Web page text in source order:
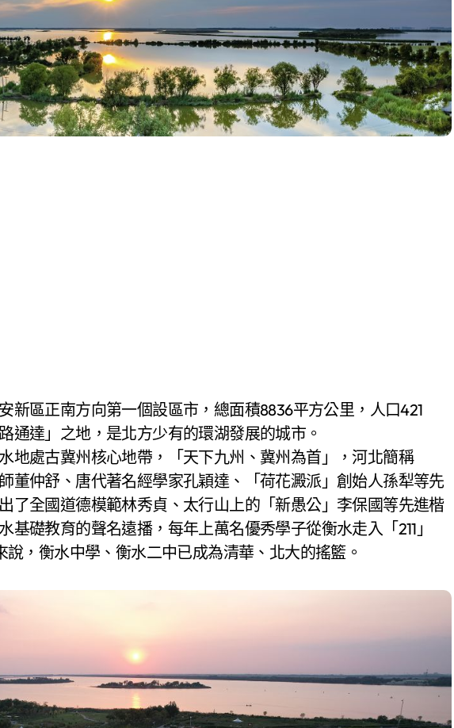
通達」之地，是北方少有的環湖發展的城市。
地處古冀州核心地帶，「天下九州、冀州為首」，河北簡稱
董仲舒、唐代著名經學家孔穎達、「荷花澱派」創始人孫犁等先
了全國道德模範林秀貞、太行山上的「新愚公」李保國等先進楷
礎教育的聲名遠播，每年上萬名優秀學子從衡水走入「211」
說，衡水中學、衡水二中已成為清華、北大的搖籃。